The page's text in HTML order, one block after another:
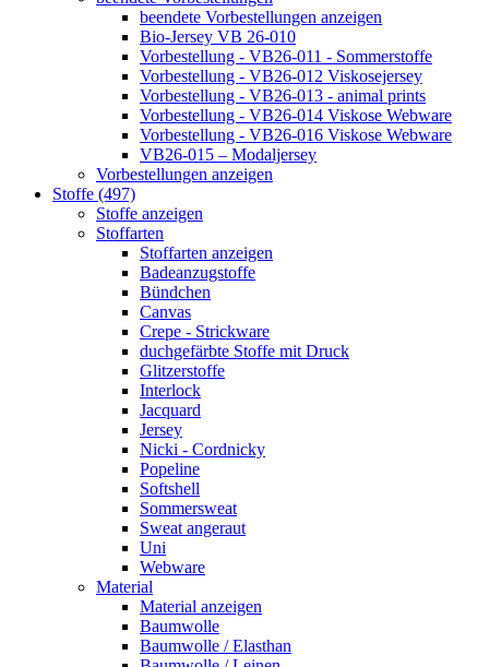
beendete Vorbestellungen anzeigen
Bio-Jersey VB 26-010
Vorbestellung - VB26-011 - Sommerstoffe
Vorbestellung - VB26-012 Viskosejersey
Vorbestellung - VB26-013 - animal prints
Vorbestellung - VB26-014 Viskose Webware
Vorbestellung - VB26-016 Viskose Webware
VB26-015 – Modaljersey
Vorbestellungen anzeigen
Stoffe (497)
Stoffe anzeigen
Stoffarten
Stoffarten anzeigen
Badeanzugstoffe
Bündchen
Canvas
Crepe - Strickware
duchgefärbte Stoffe mit Druck
Glitzerstoffe
Interlock
Jacquard
Jersey
Nicki - Cordnicky
Popeline
Softshell
Sommersweat
Sweat angeraut
Uni
Webware
Material
Material anzeigen
Baumwolle
Baumwolle / Elasthan